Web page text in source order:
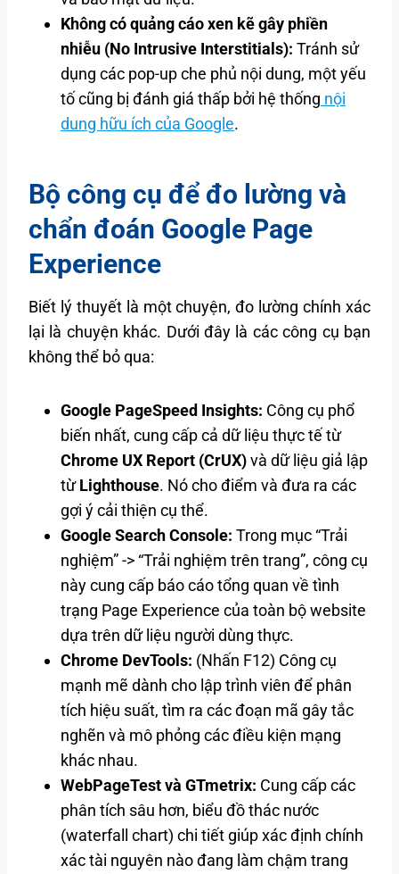
Không có quảng cáo xen kẽ gây phiền
nhiễu (No Intrusive Interstitials): Tránh sử
dụng các pop-up che phủ nội dung, một yếu
tố cũng bị đánh giá thấp bởi hệ thống nội
dung hữu ích của Google.
Bộ công cụ để đo lường và
chẩn đoán Google Page
Experience
Biết lý thuyết là một chuyện, đo lường chính xác
lại là chuyện khác. Dưới đây là các công cụ bạn
không thể bỏ qua:
Google PageSpeed Insights: Công cụ phổ
biến nhất, cung cấp cả dữ liệu thực tế từ
Chrome UX Report (CrUX)và dữ liệu giả lập
từLighthouse. Nó cho điểm và đưa ra các
gợi ý cải thiện cụ thể.
Google Search Console: Trong mục “Trải
nghiệm” -> “Trải nghiệm trên trang”, công cụ
này cung cấp báo cáo tổng quan về tình
trạng Page Experience của toàn bộ website
dựa trên dữ liệu người dùng thực.
Chrome DevTools: (Nhấn F12) Công cụ
mạnh mẽ dành cho lập trình viên để phân
tích hiệu suất, tìm ra các đoạn mã gây tắc
nghẽn và mô phỏng các điều kiện mạng
khác nhau.
WebPageTest và GTmetrix: Cung cấp các
phân tích sâu hơn, biểu đồ thác nước
(waterfall chart) chi tiết giúp xác định chính
xác tài nguyên nào đang làm chậm trang